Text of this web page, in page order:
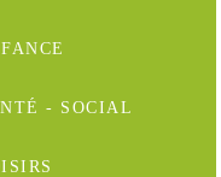
- SOCIAL